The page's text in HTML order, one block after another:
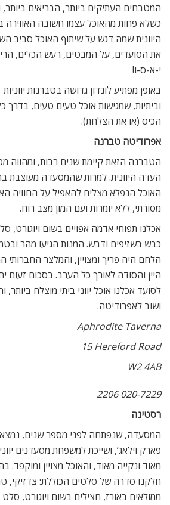
המטבחים העתיקים ביותר, הבריאים ביותר,
כשלא פחות מהאוכל עצמו חשובה האווירה
היוונית שמה דגש על שיתוף האוכל סביב
את הסועדים, על המבטים, רעש הכלים,
י-א-ס-ו!
באופן מפתיע לונדון גדושה בטברנות
וביתיות, שמגישות אוכל טעים טעים, בדרך
הכיס (או את הצלחת).
אפרודיטה טברנה
הטברנה הזאת קיימת שנים רבות, ומהווה
העדה היוונית. למרות שהמסעדה מעוצבת
האוכל הנפלא מצליח להאפיל על החוויה
מסורתי, ללא יומרות ועם המון מצב רוח.
אכלנו תפוחי אדמה אפויים בשום ויוגורט,
כבש בשזיפים ודבש. המנות הגיעו מהר
הלחם היה פריך ומצויין, והמלצר החברותי
לסועד אכלנו אוכל יווני ביתי מוצלח
ושוב לאפרודיטה.
Aphrodite Taverna
15 Hereford Road
W2 4AB
020-7229 2206
רסטינה
המסעדה, שנפתחה לפני מספר שנים,
פארק וילאג’, ושייכת למשפחת מסעדנים
מאוד ונקייה מאוד, והאוכל מצויין ומוקפד.
חלקנו סדרה של סלטים הכוללת: צדזיקי,
ממולאים באורז, חצילים בשום ויוגורט,